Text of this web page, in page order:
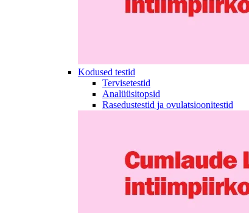
Kodused testid
Tervisetestid
Analüüsitopsid
Rasedustestid ja ovulatsioonitestid